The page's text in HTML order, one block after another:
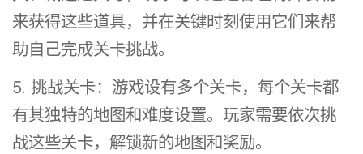
来获得这些道具，并在关键时刻使用它们来帮
助自己完成关卡挑战。
5. 挑战关卡：游戏设有多个关卡，每个关卡都
有其独特的地图和难度设置。玩家需要依次挑
战这些关卡，解锁新的地图和奖励。